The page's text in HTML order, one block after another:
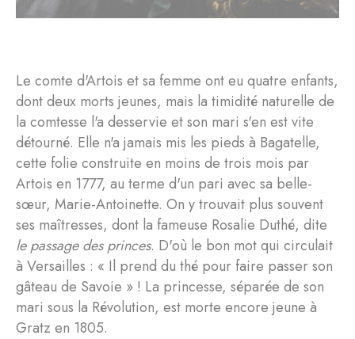
Le comte d'Artois et sa femme ont eu quatre enfants,
dont deux morts jeunes, mais la timidité naturelle de
la comtesse l'a desservie et son mari s'en est vite
détourné. Elle n'a jamais mis les pieds à Bagatelle,
cette folie construite en moins de trois mois par
Artois en 1777, au terme d'un pari avec sa belle-
sœur, Marie-Antoinette. On y trouvait plus souvent
ses maîtresses, dont la fameuse Rosalie Duthé, dite
le passage des princes. D'où le bon mot qui circulait
à Versailles : « Il prend du thé pour faire passer son
gâteau de Savoie » ! La princesse, séparée de son
mari sous la Révolution, est morte encore jeune à
Gratz en 1805.